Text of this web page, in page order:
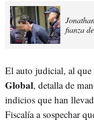
fianza
El auto judicial, al que
Global, detalla de
indicios que han
Fiscalía a sospechar